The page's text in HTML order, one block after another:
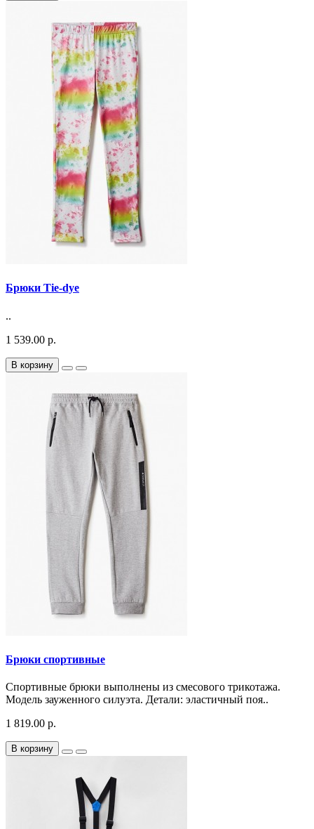
Брюки Tie-dye
..
1 539.00 р.
В корзину
Брюки спортивные
Спортивные брюки выполнены из смесового трикотажа.
Модель зауженного силуэта. Детали: эластичный поя..
1 819.00 р.
В корзину